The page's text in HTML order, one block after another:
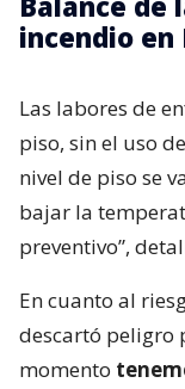
incendio en
Las labores de
piso, sin el uso
nivel de piso se
bajar la
preventivo”,
En cuanto al
descartó peligro
momento